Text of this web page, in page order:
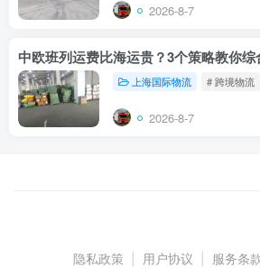
2026-8-7
中欧班列运费比海运贵？3个策略教你综
上海国际物流 # 跨境物流
2026-8-7
隐私政策 用户协议 服务条